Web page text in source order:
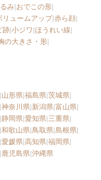
み|おでこの形|
リュームアップ|赤ら顔|
跡|小ジワ|ほうれい線|
の大きさ・形|
|山形県|福島県|茨城県|
|神奈川県|新潟県|富山県|
|静岡県|愛知県|三重県|
|和歌山県|鳥取県|島根県|
|愛媛県|高知県|福岡県|
|鹿児島県|沖縄県